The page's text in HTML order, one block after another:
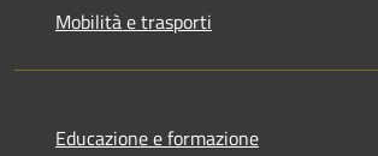
Mobilità e trasporti
Educazione e formazione